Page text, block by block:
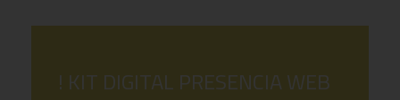
! KIT DIGITAL PRESENCIA WEB